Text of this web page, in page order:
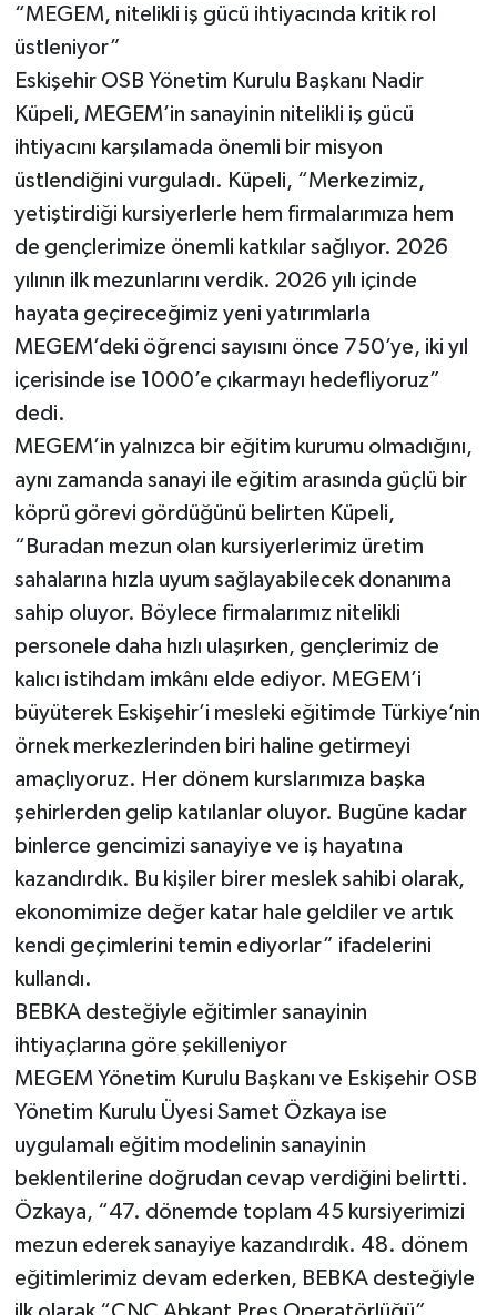
“MEGEM, nitelikli iş gücü ihtiyacında kritik rol
üstleniyor”
Eskişehir OSB Yönetim Kurulu Başkanı Nadir
Küpeli, MEGEM’in sanayinin nitelikli iş gücü
ihtiyacını karşılamada önemli bir misyon
üstlendiğini vurguladı. Küpeli, “Merkezimiz,
yetiştirdiği kursiyerlerle hem firmalarımıza hem
de gençlerimize önemli katkılar sağlıyor. 2026
yılının ilk mezunlarını verdik. 2026 yılı içinde
hayata geçireceğimiz yeni yatırımlarla
MEGEM’deki öğrenci sayısını önce 750’ye, iki yıl
içerisinde ise 1000’e çıkarmayı hedefliyoruz”
dedi.
MEGEM’in yalnızca bir eğitim kurumu olmadığını,
aynı zamanda sanayi ile eğitim arasında güçlü bir
köprü görevi gördüğünü belirten Küpeli,
“Buradan mezun olan kursiyerlerimiz üretim
sahalarına hızla uyum sağlayabilecek donanıma
sahip oluyor. Böylece firmalarımız nitelikli
personele daha hızlı ulaşırken, gençlerimiz de
kalıcı istihdam imkânı elde ediyor. MEGEM’i
büyüterek Eskişehir’i mesleki eğitimde Türkiye’nin
örnek merkezlerinden biri haline getirmeyi
amaçlıyoruz. Her dönem kurslarımıza başka
şehirlerden gelip katılanlar oluyor. Bugüne kadar
binlerce gencimizi sanayiye ve iş hayatına
kazandırdık. Bu kişiler birer meslek sahibi olarak,
ekonomimize değer katar hale geldiler ve artık
kendi geçimlerini temin ediyorlar” ifadelerini
kullandı.
BEBKA desteğiyle eğitimler sanayinin
ihtiyaçlarına göre şekilleniyor
MEGEM Yönetim Kurulu Başkanı ve Eskişehir OSB
Yönetim Kurulu Üyesi Samet Özkaya ise
uygulamalı eğitim modelinin sanayinin
beklentilerine doğrudan cevap verdiğini belirtti.
Özkaya, “47. dönemde toplam 45 kursiyerimizi
mezun ederek sanayiye kazandırdık. 48. dönem
eğitimlerimiz devam ederken, BEBKA desteğiyle